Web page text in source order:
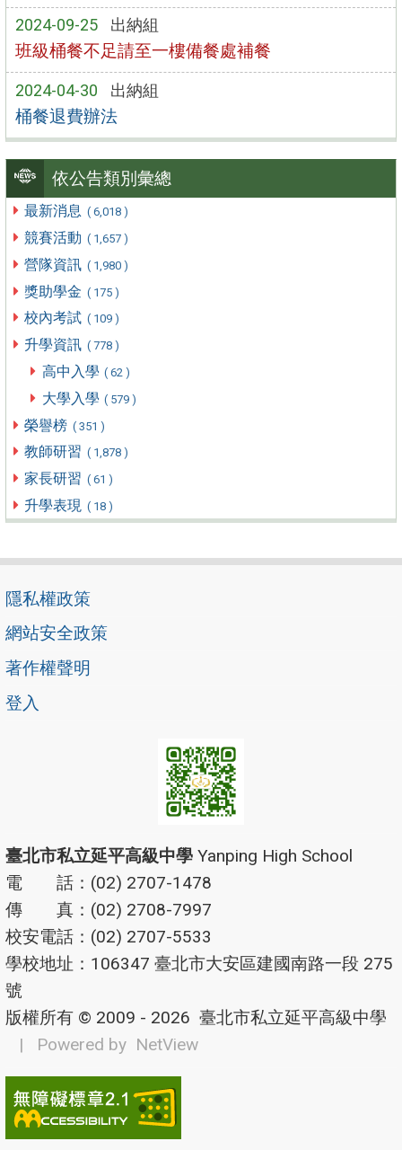
2024-09-25 出納組
班級桶餐不足請至一樓備餐處補餐
2024-04-30 出納組
桶餐退費辦法
依公告類別彙總
最新消息 ( 6,018 )
競賽活動 ( 1,657 )
營隊資訊 ( 1,980 )
獎助學金 ( 175 )
校內考試 ( 109 )
升學資訊 ( 778 )
高中入學 ( 62 )
大學入學 ( 579 )
榮譽榜 ( 351 )
教師研習 ( 1,878 )
家長研習 ( 61 )
升學表現 ( 18 )
隱私權政策
網站安全政策
著作權聲明
登入
臺北市私立延平高級中學 Yanping High School
電 話：(02) 2707-1478
傳 真：(02) 2708-7997
校安電話：(02) 2707-5533
學校地址：106347 臺北市大安區建國南路一段 275
號
版權所有 © 2009 - 2026 臺北市私立延平高級中學
| Powered by NetView